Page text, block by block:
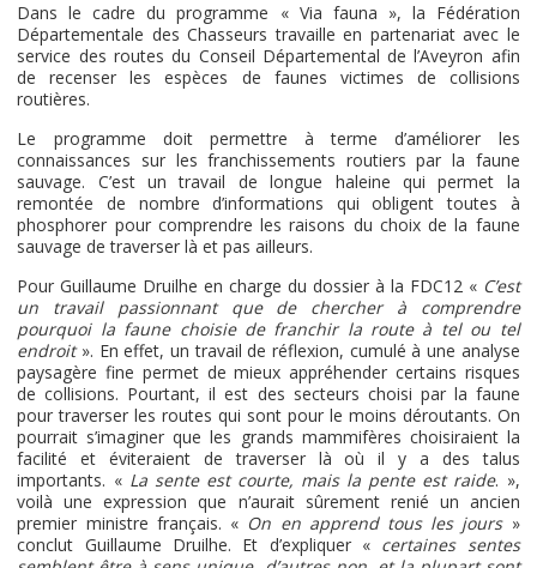
Dans le cadre du programme « Via fauna », la Fédération
Départementale des Chasseurs travaille en partenariat avec le
service des routes du Conseil Départemental de l’Aveyron afin
de recenser les espèces de faunes victimes de collisions
routières.
Le programme doit permettre à terme d’améliorer les
connaissances sur les franchissements routiers par la faune
sauvage. C’est un travail de longue haleine qui permet la
remontée de nombre d’informations qui obligent toutes à
phosphorer pour comprendre les raisons du choix de la faune
sauvage de traverser là et pas ailleurs.
Pour Guillaume Druilhe en charge du dossier à la FDC12 « C’est
un travail passionnant que de chercher à comprendre
pourquoi la faune choisie de franchir la route à tel ou tel
endroit». En effet, un travail de réflexion, cumulé à une analyse
paysagère fine permet de mieux appréhender certains risques
de collisions. Pourtant, il est des secteurs choisi par la faune
pour traverser les routes qui sont pour le moins déroutants. On
pourrait s’imaginer que les grands mammifères choisiraient la
facilité et éviteraient de traverser là où il y a des talus
importants. « La sente est courte, mais la pente est raide. »,
voilà une expression que n’aurait sûrement renié un ancien
premier ministre français. « On en apprend tous les jours»
conclut Guillaume Druilhe. Et d’expliquer « certaines sentes